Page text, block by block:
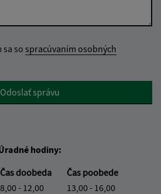
sa so spracúvaním osobných
Odoslať správu
hodiny:
Čas doobeda
Čas poobede
8,00 - 12,00
13,00 - 16,00